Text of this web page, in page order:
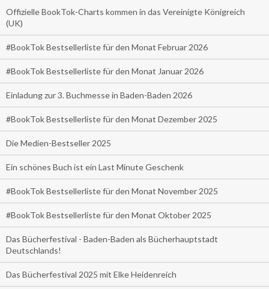
Offizielle BookTok-Charts kommen in das Vereinigte Königreich
(UK)
#BookTok Bestsellerliste für den Monat Februar 2026
#BookTok Bestsellerliste für den Monat Januar 2026
Einladung zur 3. Buchmesse in Baden-Baden 2026
#BookTok Bestsellerliste für den Monat Dezember 2025
Die Medien-Bestseller 2025
Ein schönes Buch ist ein Last Minute Geschenk
#BookTok Bestsellerliste für den Monat November 2025
#BookTok Bestsellerliste für den Monat Oktober 2025
Das Bücherfestival - Baden-Baden als Bücherhauptstadt
Deutschlands!
Das Bücherfestival 2025 mit Elke Heidenreich